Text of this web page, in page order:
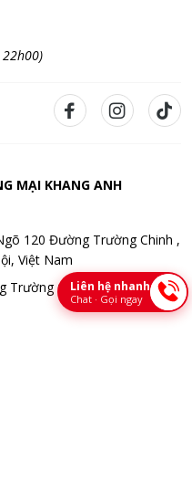
MẠI KHANG ANH
120 Đường Trường Chinh ,
Việt Nam
Trường Chinh , Phường Kim
Liên hệ nhanh
Chat · Gọi ngay